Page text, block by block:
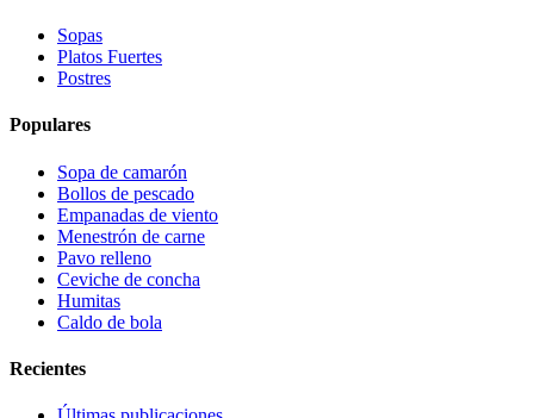
Sopas
Platos Fuertes
Postres
Populares
Sopa de camarón
Bollos de pescado
Empanadas de viento
Menestrón de carne
Pavo relleno
Ceviche de concha
Humitas
Caldo de bola
Recientes